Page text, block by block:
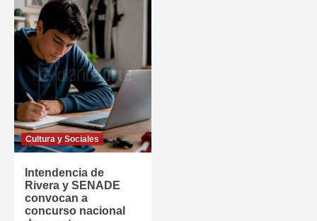
Cultura y Sociales
Intendencia de
Rivera y SENADE
convocan a
concurso nacional